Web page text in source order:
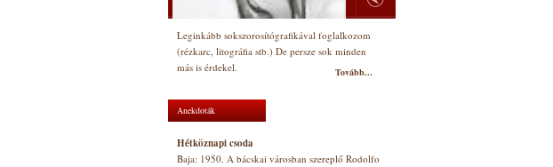
Leginkább sokszorosítógrafikával foglalkozom
(rézkarc, litográfia stb.) De persze sok minden
más is érdekel.
Tovább...
Anekdoták
Hétköznapi csoda
Baja: 1950. A bácskai városban szereplő Rodolfo